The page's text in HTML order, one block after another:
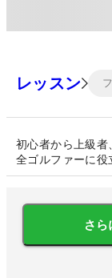
レッスン
初心者から上級者
全ゴルファーに役
さら